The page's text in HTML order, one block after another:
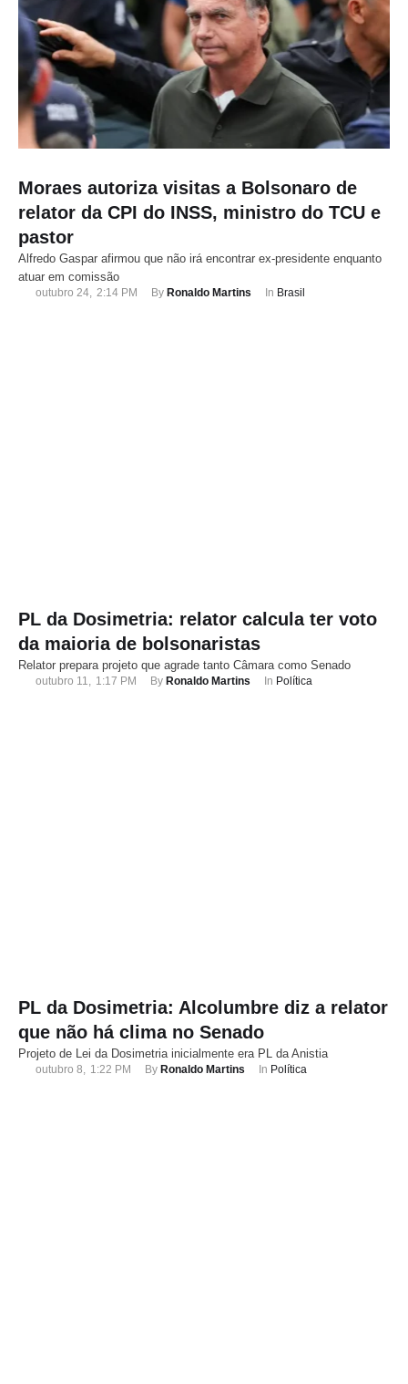
Moraes autoriza visitas a Bolsonaro de
relator da CPI do INSS, ministro do TCU e
pastor
Alfredo Gaspar afirmou que não irá encontrar ex-presidente enquanto
atuar em comissão
outubro 24 2:14 PM By Ronaldo Martins In Brasil
PL da Dosimetria: relator calcula ter voto
da maioria de bolsonaristas
Relator prepara projeto que agrade tanto Câmara como Senado
outubro 11 1:17 PM By Ronaldo Martins In Política
PL da Dosimetria: Alcolumbre diz a relator
que não há clima no Senado
Projeto de Lei da Dosimetria inicialmente era PL da Anistia
outubro 8 1:22 PM By Ronaldo Martins In Política